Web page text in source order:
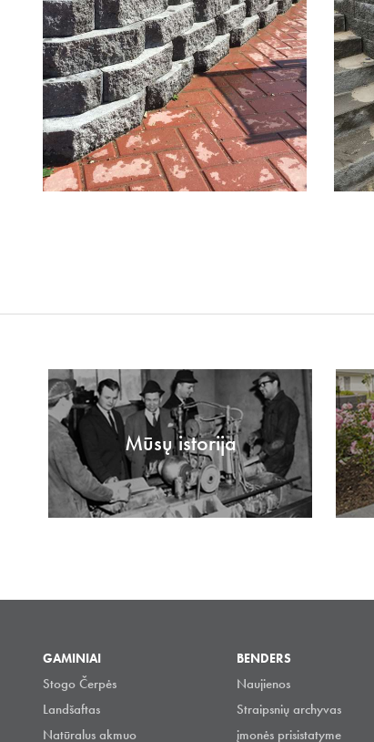
Mūsų istorija
GAMINIAI
Stogo Čerpės
Landšaftas
Natūralus akmuo
BENDERS
Naujienos
Straipsnių archyvas
įmonės prisistatyme